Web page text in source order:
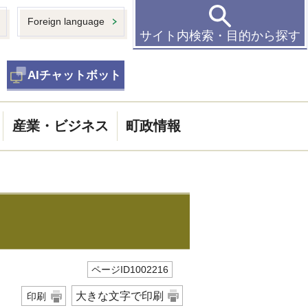
Foreign language
AIチャットボット
サイト内検索・目的から探す
産業・ビジネス 町政情報
ページID1002216
印刷 大きな文字で印刷